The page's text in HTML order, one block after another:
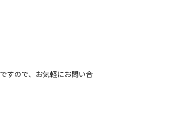
すので、お気軽にお問い合